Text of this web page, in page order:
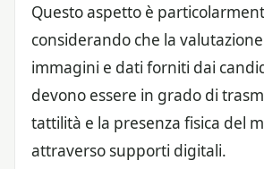
Questo aspetto è
considerando che la
immagini e dati forniti dai
devono essere in grado di
tattilità e la presenza fisica del
attraverso supporti digitali.